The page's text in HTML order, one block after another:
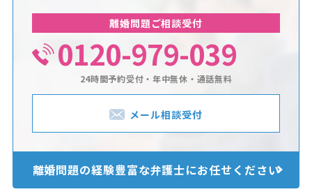
離婚問題ご相談受付
0120-979-039
24時間予約受付・年中無休・通話無料
メール相談受付
離婚問題の経験豊富な弁護士にお任せください